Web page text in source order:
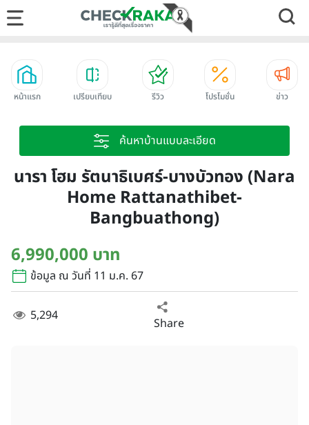
หน้าแรก เปรียบเทียบ รีวิว โปรโมชั่น ข่าว
ค้นหาบ้านแบบละเอียด
นารา โฮม รัตนาธิเบศร์-บางบัวทอง (Nara
Home Rattanathibet-
Bangbuathong)
6,990,000 บาท
ข้อมูล ณ วันที่ 11 ม.ค. 67
5,294 Share